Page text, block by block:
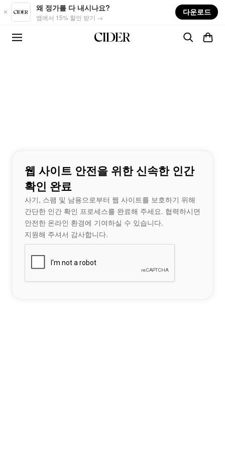
Skip to main content
왜 정가를 다 내시나요?
앱에서 15% 할인 받기 →
다운로드
웹 사이트 안전을 위한 신속한 인간
확인 완료
사기, 스팸 및 남용으로부터 웹 사이트를 보호하기 위해
간단한 인간 확인 프로세스를 완료해 주세요. 협력하시면
안전한 온라인 환경에 기여하실 수 있습니다.
지원해 주셔서 감사합니다.